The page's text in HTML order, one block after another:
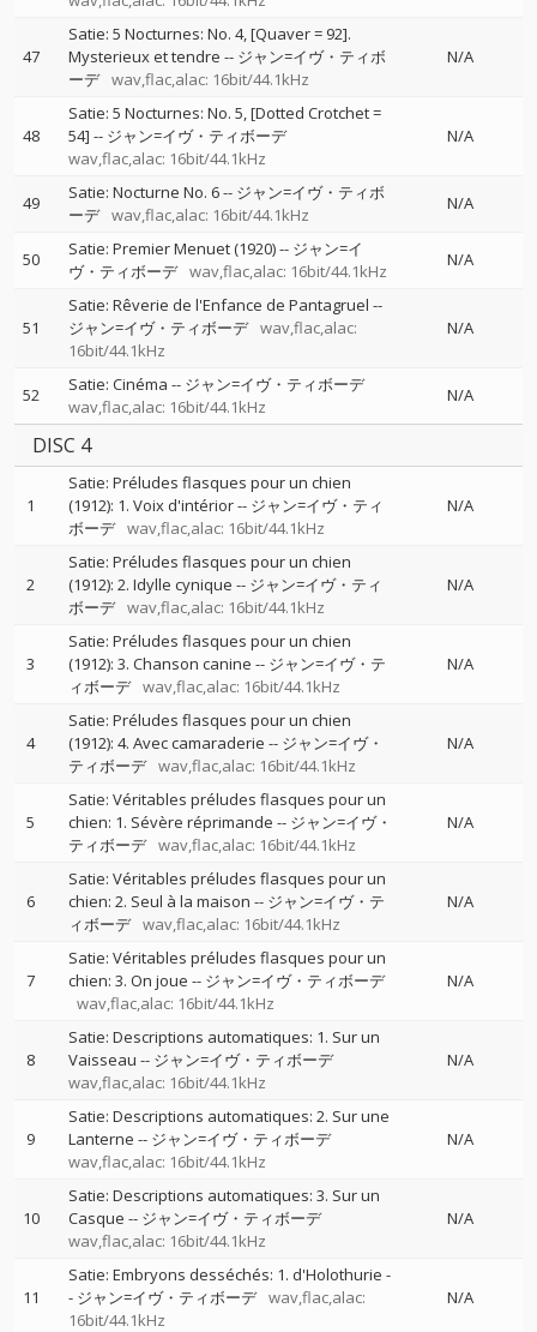
47
Satie: 5 Nocturnes: No. 4, [Quaver = 92].
Mysterieux et tendre -- ジャン=イヴ・ティボ
ーデ wav,flac,alac: 16bit/44.1kHz
N/A
48
Satie: 5 Nocturnes: No. 5, [Dotted Crotchet =
54] -- ジャン=イヴ・ティボーデ
wav,flac,alac: 16bit/44.1kHz
N/A
49 Satie: Nocturne No. 6-- ジャン=イヴ・ティボ
ーデ wav,flac,alac: 16bit/44.1kHz
N/A
50 Satie: Premier Menuet (1920)-- ジャン=イ
ヴ・ティボーデ wav,flac,alac: 16bit/44.1kHz
N/A
51
Satie: Rêverie de l'Enfance de Pantagruel --
ジャン=イヴ・ティボーデ wav,flac,alac:
16bit/44.1kHz
N/A
52 Satie: Cinéma -- ジャン=イヴ・ティボーデ
wav,flac,alac: 16bit/44.1kHz
N/A
DISC 4
1
Satie: Préludes flasques pour un chien
(1912): 1. Voix d'intérior-- ジャン=イヴ・ティ
ボーデ wav,flac,alac: 16bit/44.1kHz
N/A
2
Satie: Préludes flasques pour un chien
(1912): 2. Idylle cynique -- ジャン=イヴ・ティ
ボーデ wav,flac,alac: 16bit/44.1kHz
N/A
3
Satie: Préludes flasques pour un chien
(1912): 3. Chanson canine -- ジャン=イヴ・テ
ィボーデ wav,flac,alac: 16bit/44.1kHz
N/A
4
Satie: Préludes flasques pour un chien
(1912): 4. Avec camaraderie -- ジャン=イヴ・
ティボーデ wav,flac,alac: 16bit/44.1kHz
N/A
5
Satie: Véritables préludes flasques pour un
chien: 1. Sévère réprimande -- ジャン=イヴ・
ティボーデ wav,flac,alac: 16bit/44.1kHz
N/A
6
Satie: Véritables préludes flasques pour un
chien: 2. Seul à la maison -- ジャン=イヴ・テ
ィボーデ wav,flac,alac: 16bit/44.1kHz
N/A
7
Satie: Véritables préludes flasques pour un
chien: 3. On joue -- ジャン=イヴ・ティボーデ
wav,flac,alac: 16bit/44.1kHz
N/A
8
Satie: Descriptions automatiques: 1. Sur un
Vaisseau -- ジャン=イヴ・ティボーデ
wav,flac,alac: 16bit/44.1kHz
N/A
9
Satie: Descriptions automatiques: 2. Sur une
Lanterne -- ジャン=イヴ・ティボーデ
wav,flac,alac: 16bit/44.1kHz
N/A
10
Satie: Descriptions automatiques: 3. Sur un
Casque -- ジャン=イヴ・ティボーデ
wav,flac,alac: 16bit/44.1kHz
N/A
11
Satie: Embryons desséchés: 1. d'Holothurie -
- ジャン=イヴ・ティボーデ wav,flac,alac:
16bit/44.1kHz
N/A